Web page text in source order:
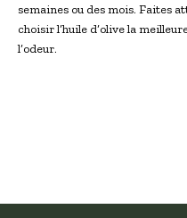
semaines ou des mois. Faites
choisir l’huile d’olive la
l’odeur.